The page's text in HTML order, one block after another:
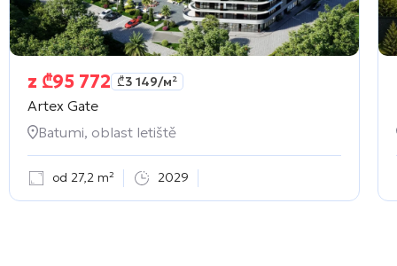
z ₾95 772 ₾3 149/м²
Artex Gate
Batumi, oblast letiště
od 27,2 m² 2029